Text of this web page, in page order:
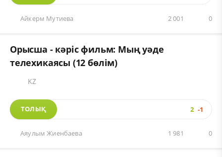
Айкерм Мутиева 0
2 001
Орысша - кәріс фильм: Мың уәде
телехикаясы (12 бөлім)
KZ
ТОЛЫҚ 2 -1
Аяулым Жиенбаева 0
1 981